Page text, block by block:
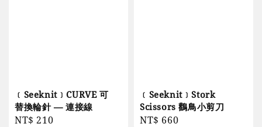
﹝Seeknit﹞CURVE 可
替換輪針 — 連接線
Regular
NT$ 210
﹝Seeknit﹞Stork
Scissors 鸛鳥小剪刀
Regular
NT$ 660